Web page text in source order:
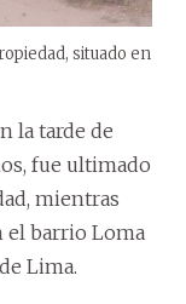
situado en
la tarde de
fue ultimado
mientras
el barrio Loma
Lima.